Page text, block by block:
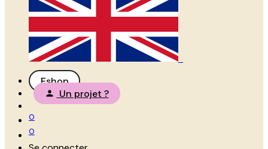
Eshop
Un projet ?
0
0